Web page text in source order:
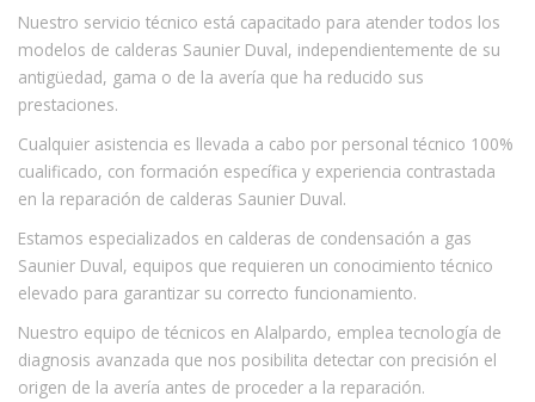
Nuestro servicio técnico está capacitado para atender todos los
modelos de calderas Saunier Duval, independientemente de su
antigüedad, gama o de la avería que ha reducido sus
prestaciones.
Cualquier asistencia es llevada a cabo por personal técnico 100%
cualificado, con formación específica y experiencia contrastada
en la reparación de calderas Saunier Duval.
Estamos especializados en calderas de condensación a gas
Saunier Duval, equipos que requieren un conocimiento técnico
elevado para garantizar su correcto funcionamiento.
Nuestro equipo de técnicos en Alalpardo, emplea tecnología de
diagnosis avanzada que nos posibilita detectar con precisión el
origen de la avería antes de proceder a la reparación.